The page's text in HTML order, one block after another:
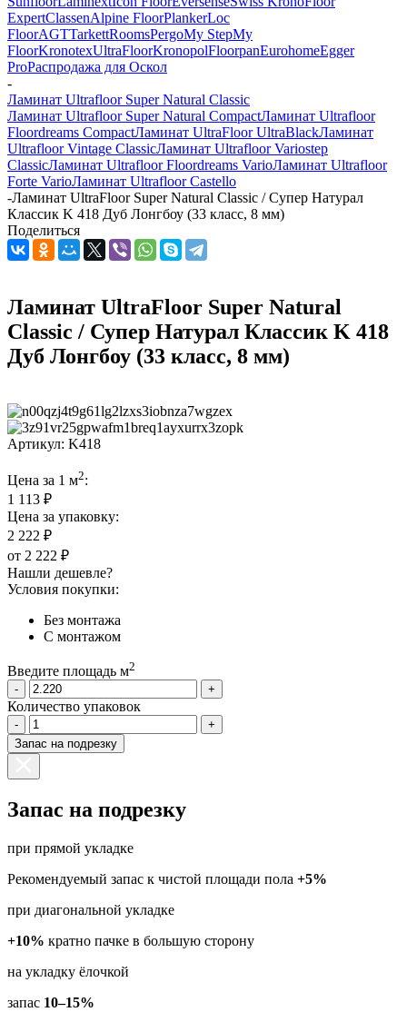
ExpertClassenAlpine FloorPlankerLoc
FloorAGTTarkettRoomsPergoMy StepMy
FloorKronotexUltraFloorKronopolFloorpanEurohomeEgger
ProРаспродажа для Оскол
-
Ламинат Ultrafloor Super Natural Classic
Ламинат Ultrafloor Super Natural CompactЛаминат Ultrafloor
Floordreams CompactЛаминат UltraFloor UltraBlackЛаминат
Ultrafloor Vintage ClassicЛаминат Ultrafloor Variostep
ClassicЛаминат Ultrafloor Floordreams VarioЛаминат Ultrafloor
Forte VarioЛаминат Ultrafloor Castello
-Ламинат UltraFloor Super Natural Classic / Супер Натурал
Классик K 418 Дуб Лонгбоу (33 класс, 8 мм)
Поделиться
Ламинат UltraFloor Super Natural
Classic / Супер Натурал Классик K 418
Дуб Лонгбоу (33 класс, 8 мм)
Артикул: K418
Цена за 1 м2:
1 113 ₽
Цена за упаковку:
2 222 ₽
от 2 222 ₽
Нашли дешевле?
Условия покупки:
Без монтажа
С монтажом
Введите площадь м2
-
+
Количество упаковок
-
+
Запас на подрезку
Запас на подрезку
при прямой укладке
Рекомендуемый запас к чистой площади пола +5%
при диагональной укладке
+10% кратно пачке в большую сторону
на укладку ёлочкой
запас 10–15%